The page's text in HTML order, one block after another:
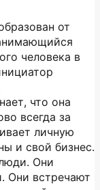
от
человека в
что она
всегда за
личную
и свой бизнес.
Они
Они встречают